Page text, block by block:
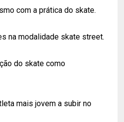
com a prática do skate.
na modalidade skate street.
do skate como
mais jovem a subir no